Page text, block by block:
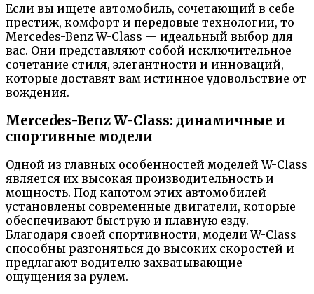
Если вы ищете автомобиль, сочетающий в себе
престиж, комфорт и передовые технологии, то
Mercedes-Benz W-Class — идеальный выбор для
вас. Они представляют собой исключительное
сочетание стиля, элегантности и инноваций,
которые доставят вам истинное удовольствие от
вождения.
Mercedes-Benz W-Class: динамичные и
спортивные модели
Одной из главных особенностей моделей W-Class
является их высокая производительность и
мощность. Под капотом этих автомобилей
установлены современные двигатели, которые
обеспечивают быструю и плавную езду.
Благодаря своей спортивности, модели W-Class
способны разгоняться до высоких скоростей и
предлагают водителю захватывающие
ощущения за рулем.